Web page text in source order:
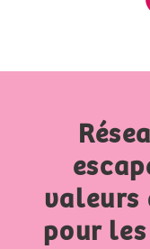
valeurs
pour